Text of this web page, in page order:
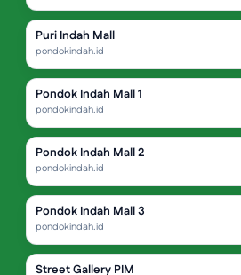
Puri Indah Mall
pondokindah.id
Pondok Indah Mall 1
pondokindah.id
Pondok Indah Mall 2
pondokindah.id
Pondok Indah Mall 3
pondokindah.id
Street Gallery PIM